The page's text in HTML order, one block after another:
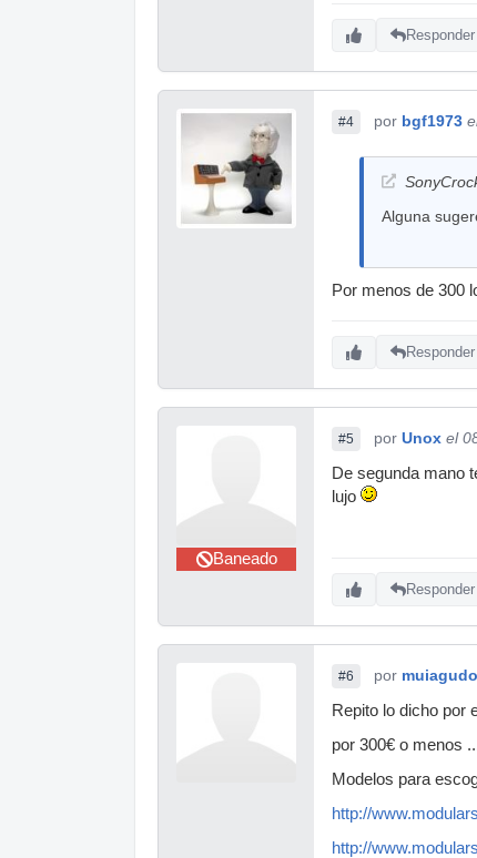
Responder
#4 por bgf1973
Alguna
Por menos de 300
Responder
Baneado
#5 por Unox el
De segunda mano
lujo
Responder
#6 por muiagudo
Repito lo dicho por
por 300€ o menos
Modelos para
http://
http://